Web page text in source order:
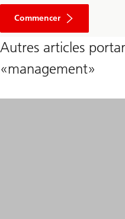
Commencer
un
prévoyance
3a
Autres articles
«management»